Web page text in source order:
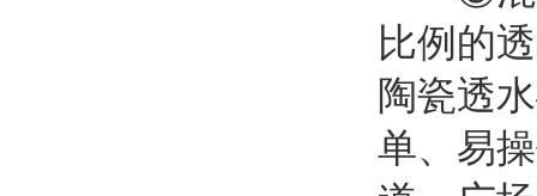
比例的
陶瓷透
单、易